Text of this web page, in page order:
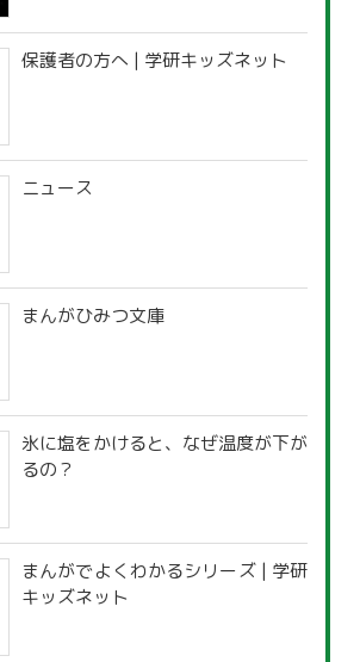
保護者の方へ | 学研キッズネット
ニュース
まんがひみつ文庫
氷に塩をかけると、なぜ温度が下が
るの？
まんがでよくわかるシリーズ | 学研
キッズネット